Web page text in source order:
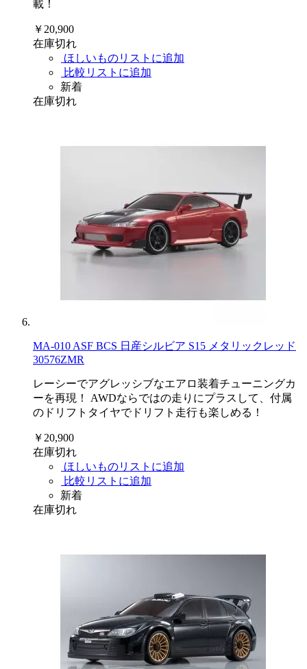
載！
￥20,900
在庫切れ
ほしいものリストに追加
比較リストに追加
新着
在庫切れ
MA-010 ASF BCS 日産シルビア S15 メタリックレッド
30576ZMR
レーシーでアグレッシブなエアロ装着チューニングカ
ーを再現！ AWDならではの走りにプラスして、付属
のドリフトタイヤでドリフト走行も楽しめる！
￥20,900
在庫切れ
ほしいものリストに追加
比較リストに追加
新着
在庫切れ